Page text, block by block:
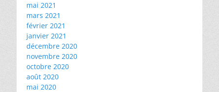
mai 2021
mars 2021
février 2021
janvier 2021
décembre 2020
novembre 2020
octobre 2020
août 2020
mai 2020